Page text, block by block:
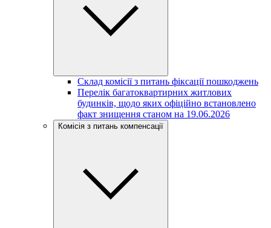
Склад комісії з питань фіксації пошкоджень
Перелік багатоквартирних житлових
будинків, щодо яких офіційно встановлено
факт знищення станом на 19.06.2026
Комісія з питань компенсації